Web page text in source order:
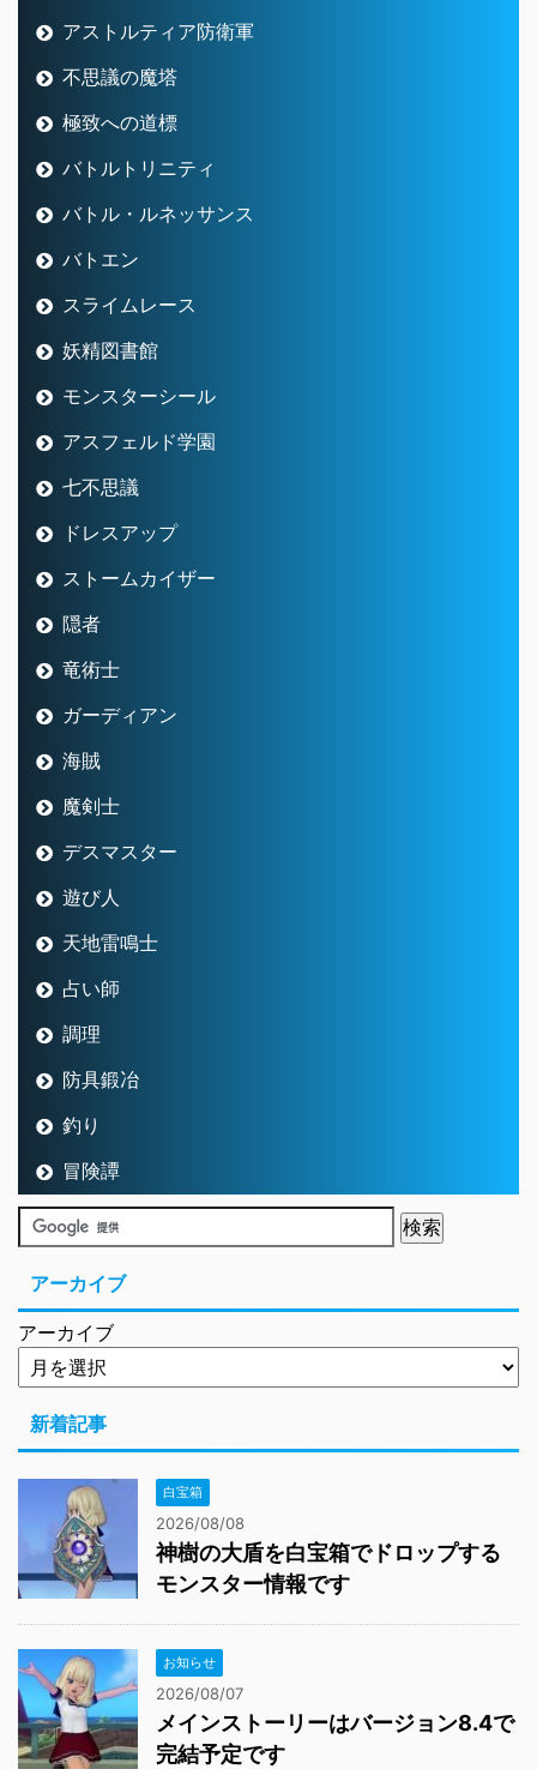
アストルティア防衛軍
不思議の魔塔
極致への道標
バトルトリニティ
バトル・ルネッサンス
バトエン
スライムレース
妖精図書館
モンスターシール
アスフェルド学園
七不思議
ドレスアップ
ストームカイザー
隠者
竜術士
ガーディアン
海賊
魔剣士
デスマスター
遊び人
天地雷鳴士
占い師
調理
防具鍛冶
釣り
冒険譚
アーカイブ
アーカイブ
新着記事
白宝箱
2026/08/08
神樹の大盾を白宝箱でドロップする
モンスター情報です
お知らせ
2026/08/07
メインストーリーはバージョン8.4で
完結予定です